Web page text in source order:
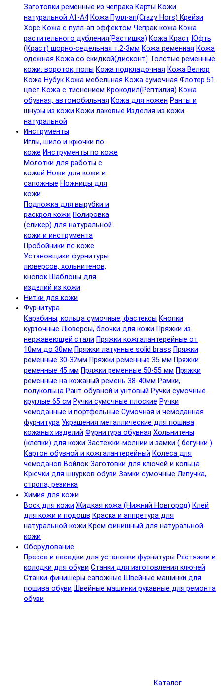
Заготовки ременные из чепрака Карты Кожи
натуральной А1-А4 Кожа Пулл-ап(Crazy Hors) Крейзи
Хорс Кожа с пулл-ап эффектом Чепрак кожа Кожа
растительного дубления(Растишка) Кожа Краст Юфть
(Краст) шорно-седельная т.2-3мм Кожа ременная Кожа
одежная Кожа со скидкой(дисконт) Толстые ременные
кожи: вороток, полы Кожа подкладочная Кожа Велюр
Кожа Нубук Кожа мебельная Кожа сумочная Флотер 51
цвет Кожа с тиснением Крокодил(Рептилия) Кожа
обувная, автомобильная Кожа для ножен Ранты и
шнуры из кожи Кожи лаковые Изделия из кожи
натуральной
Инструменты
Иглы, шило и крючки по
коже Инструменты по коже
Молотки для работы с
кожей Ножи для кожи и
сапожные Ножницы для
кожи
Подложка для вырубки и
раскроя кожи Полировка
(сликер) для натуральной
кожи и инструмента
Пробойники по коже
Установщики фурнитуры:
люверсов, хольнитенов,
кнопок Шаблоны для
изделий из кожи
Нитки для кожи
Фурнитура
Карабины, кольца сумочные, фастексы Кнопки
курточные Люверсы, блочки для кожи Пряжки из
нержавеющей стали Пряжки кожгалантерейные от
10мм до 30мм Пряжки латунные solid brass Пряжки
ременные 30-32мм Пряжки ременные 35 мм Пряжки
ременные 45 мм Пряжки ременные 50-55 мм Пряжки
ременные на кожаный ремень 38-40мм Рамки,
полукольца Рант обувной и унтовый Ручки сумочные
круглые 65 см Ручки сумочные плоские Ручки
чемоданные и портфельные Сумочная и чемоданная
фурнитура Украшения металлические для пошива
кожаных изделий Фурнитура обувная Хольнитены
(клепки) для кожи Застежки-молнии и замки ( бегунки )
Картон обувной и кожгалантерейный Колеса для
чемоданов Войлок Заготовки для ключей и кольца
Крючки для шнурков обуви Замки сумочные Липучка,
стропа, резинка
Химия для кожи
Воск для кожи Жидкая кожа (Нижний Новгород) Клей
для кожи и подошв Краска и аппретура для
натуральной кожи Крем финишный для натуральной
кожи
Оборудование
Пресса и насадки для установки фурнитуры Растяжки и
колодки для обуви Станки для изготовления ключей
Станки-финишеры сапожные Швейные машинки для
пошива обуви Швейные машинки рукавные для ремонта
обуви
Каталог